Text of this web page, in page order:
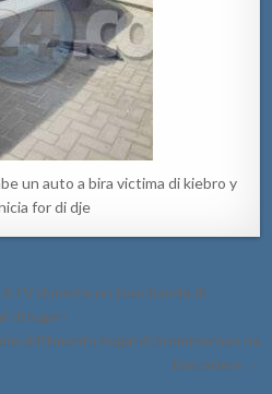
un auto a bira victima di kiebro y
for di dje
durante un tour banda di
di lugar!
driftmento ilegal di brommernan na
Barcadera →